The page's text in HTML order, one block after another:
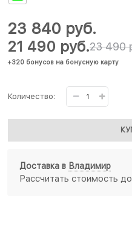
23 490
21 490 руб.
+320 бонусов на бонусную карту
23 840 руб.
Количество:
Доставка в Владимир
Рассчитать стоимость